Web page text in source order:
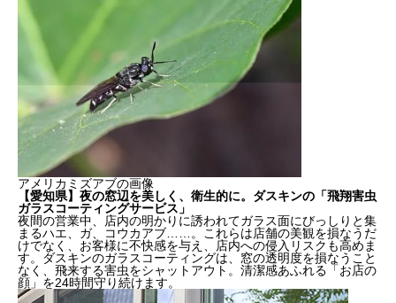
アメリカミズアブの画像
【愛知県】夜の窓辺を美しく、衛生的に。ダスキンの「飛翔害虫
ガラスコーティングサービス」
夜間の営業中、店内の明かりに誘われてガラス面にびっしりと集
まるハエ、ガ、コウカアブ……。これらは店舗の美観を損なうだ
けでなく、お客様に不快感を与え、店内への侵入リスクも高めま
す。ダスキンのガラスコーティングは、窓の透明度を損なうこと
なく、飛来する害虫をシャットアウト。清潔感あふれる「お店の
顔」を24時間守り続けます。